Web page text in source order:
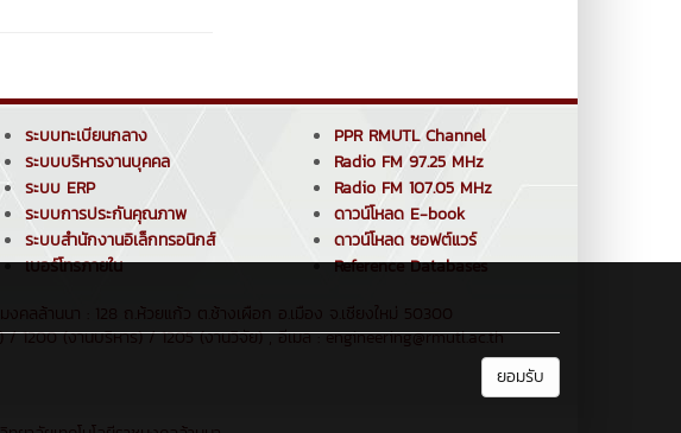
ระบบทะเบียนกลาง
ระบบบริหารงานบุคคล
ระบบ ERP
ระบบการประกันคุณภาพ
ระบบสำนักงานอิเล็กทรอนิกส์
เบอร์โทรภายใน
PPR RMUTL Channel
Radio FM 97.25 MHz
Radio FM 107.05 MHz
ดาวน์โหลด E-book
ดาวน์โหลด ซอฟต์แวร์
Reference Databases
คลล้านนา : 128 ถ.ห้วยแก้ว ต.ช้างเผือก อ.เมือง จ.เชียงใหม่ 50300
1200 (งานบริหาร) / 1205 (งานวิจัย) , อีเมล : engineering@rmutl.ac.th
ยอมรับ